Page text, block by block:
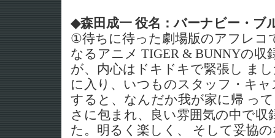
◆森田成一 役名：バーナビー・ブ
①待ちに待った劇場版のアフレコ
なるアニメ TIGER & BUNNYの
が、内心はドキドキで緊張し ま
に入り、いつものスタッフ・キ
すると、なんだか我が家に帰 っ
さに包まれ、良い雰囲気の中で
た。明るく楽しく、 そして妥協